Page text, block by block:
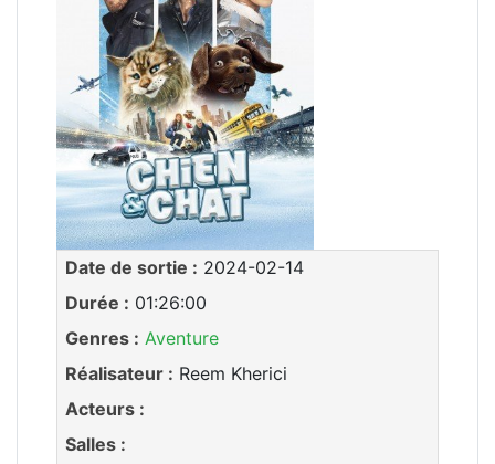
Date de sortie : 2024-02-14
Durée : 01:26:00
Genres : Aventure
Réalisateur : Reem Kherici
Acteurs :
Salles :